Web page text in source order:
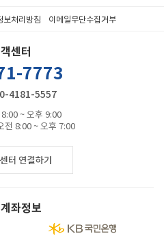
보처리방침 이메일무단수집거부
센터
7773
4181-5557
~ 오후 9:00
전 8:00 ~ 오후 7:00
좌정보